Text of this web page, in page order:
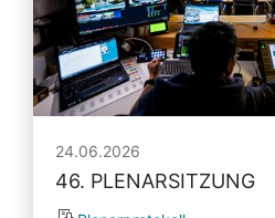
24.06.2026
46. PLENARSITZUNG